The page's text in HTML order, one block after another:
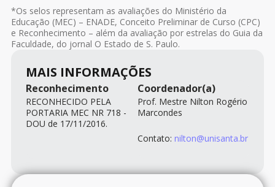
*Os selos representam as avaliações do Ministério da
Educação (MEC) – ENADE, Conceito Preliminar de Curso (CPC)
e Reconhecimento – além da avaliação por estrelas do Guia da
Faculdade, do jornal O Estado de S. Paulo.
MAIS INFORMAÇÕES
Reconhecimento
RECONHECIDO PELA
PORTARIA MEC NR 718 -
DOU de 17/11/2016.
Coordenador(a)
Prof. Mestre Nilton Rogério
Marcondes
Contato: nilton@unisanta.br